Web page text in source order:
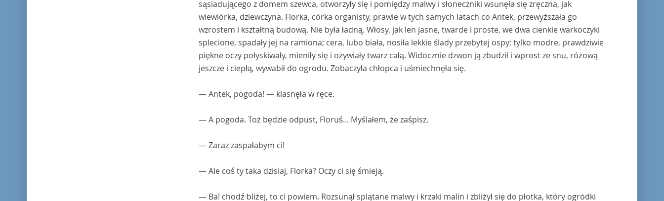
sąsiadującego z domem szewca, otworzyły się i pomiędzy malwy i słoneczniki wsunęła się zręczna, jak
wiewiórka, dziewczyna. Florka, córka organisty, prawie w tych samych latach co Antek, przewyższała go
wzrostem i kształtną budową. Nie była ładną. Włosy, jak len jasne, twarde i proste, we dwa cienkie warkoczyki
splecione, spadały jej na ramiona; cera, lubo biała, nosiła lekkie ślady przebytej ospy; tylko modre, prawdziwie
piękne oczy połyskiwały, mieniły się i ożywiały twarz całą. Widocznie dzwon ją zbudził i wprost ze snu, różową
jeszcze i ciepłą, wywabił do ogrodu. Zobaczyła chłopca i uśmiechnęła się.
— Antek, pogoda! — klasnęła w ręce.
— A pogoda. Toż będzie odpust, Floruś... Myślałem, że zaśpisz.
— Zaraz zaspałabym ci!
— Ale coś ty taka dzisiaj, Florka? Oczy ci się śmieją.
— Ba! chodź bliżej, to ci powiem. Rozsunął splątane malwy i krzaki malin i zbliżył się do płotka, który ogródki